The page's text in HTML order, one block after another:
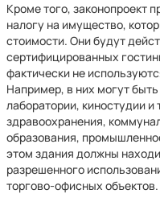
Кроме того, законопроект
налогу на имущество,
стоимости. Они будут
сертифицированных
фактически не
Например, в них могут
лаборатории, киностудии и
здравоохранения,
образования,
этом здания должны
разрешенного
торгово-офисных объектов.